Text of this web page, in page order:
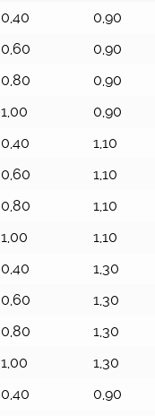
Altezza
piattaforma
m
Larghezza
totale m
0,40 0,90
0,60 0,90
0,80 0,90
1,00 0,90
0,40 1,10
0,60 1,10
0,80 1,10
1,00 1,10
0,40 1,30
0,60 1,30
0,80 1,30
1,00 1,30
0,40 0,90